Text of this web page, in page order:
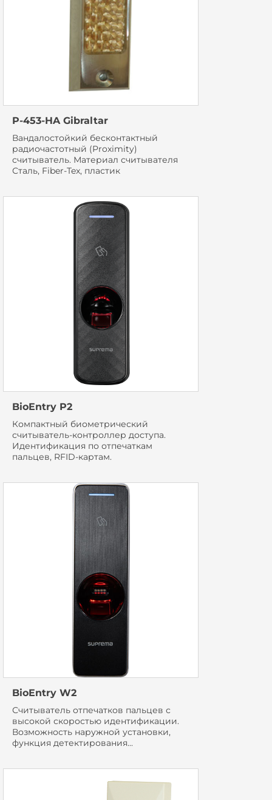
P-453-HA Gibraltar
Вандалостойкий бесконтактный
радиочастотный (Proximity)
считыватель. Материал считывателя
Сталь, Fiber-Tex, пластик
BioEntry P2
Компактный биометрический
считыватель-контроллер доступа.
Идентификация по отпечаткам
пальцев, RFID-картам.
BioEntry W2
Считыватель отпечатков пальцев с
высокой скоростью идентификации.
Возможность наружной установки,
функция детектирования...